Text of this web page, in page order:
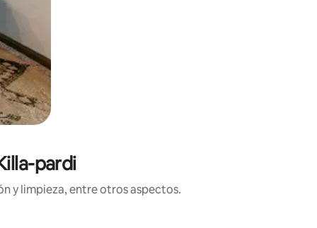
pardi
y limpieza, entre otros aspectos.